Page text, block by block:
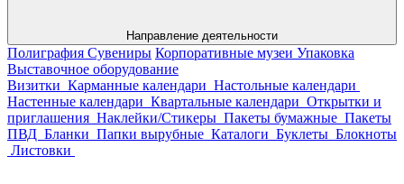
Направление деятельности
Полиграфия Сувениры Корпоративные музеи Упаковка
Выставочное оборудование
Визитки Карманные календари Настольные календари
Настенные календари Квартальные календари Открытки и
приглашения Наклейки/Стикеры Пакеты бумажные Пакеты
ПВД Бланки Папки вырубные Каталоги Буклеты Блокноты
Листовки